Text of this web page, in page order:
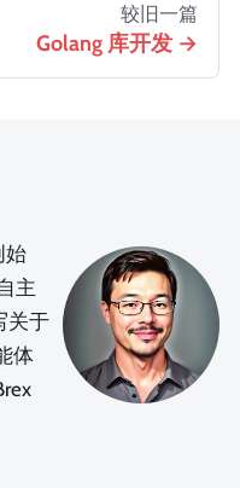
较旧一篇
Golang 库开发
始
主
关于
体